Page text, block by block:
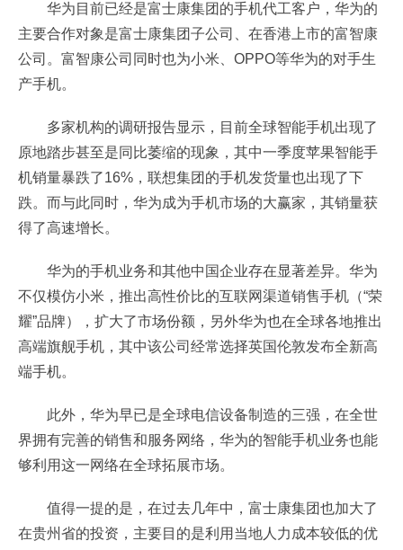
华为目前已经是富士康集团的手机代工客户，华为的
主要合作对象是富士康集团子公司、在香港上市的富智康
公司。富智康公司同时也为小米、OPPO等华为的对手生
产手机。
多家机构的调研报告显示，目前全球智能手机出现了
原地踏步甚至是同比萎缩的现象，其中一季度苹果智能手
机销量暴跌了16%，联想集团的手机发货量也出现了下
跌。而与此同时，华为成为手机市场的大赢家，其销量获
得了高速增长。
华为的手机业务和其他中国企业存在显著差异。华为
不仅模仿小米，推出高性价比的互联网渠道销售手机（“荣
耀”品牌），扩大了市场份额，另外华为也在全球各地推出
高端旗舰手机，其中该公司经常选择英国伦敦发布全新高
端手机。
此外，华为早已是全球电信设备制造的三强，在全世
界拥有完善的销售和服务网络，华为的智能手机业务也能
够利用这一网络在全球拓展市场。
值得一提的是，在过去几年中，富士康集团也加大了
在贵州省的投资，主要目的是利用当地人力成本较低的优